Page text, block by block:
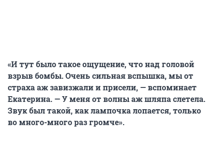
«И тут было такое ощущение, что над головой
взрыв бомбы. Очень сильная вспышка, мы от
страха аж завизжали и присели, — вспоминает
Екатерина. — У меня от волны аж шляпа слетела.
Звук был такой, как лампочка лопается, только
во много-много раз громче».